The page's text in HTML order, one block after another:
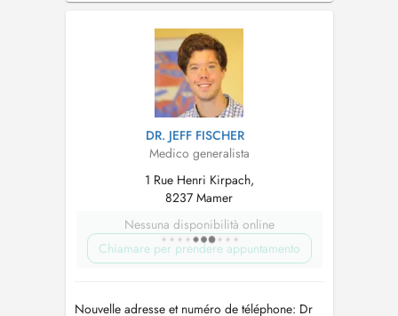
DR. JEFF FISCHER
Medico generalista
1 Rue Henri Kirpach,
8237 Mamer
Nessuna disponibilità online
Chiamare per prendere appuntamento
Nouvelle adresse et numéro de téléphone: Dr